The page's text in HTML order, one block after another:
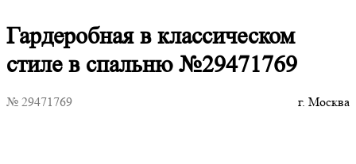
Гардеробная в классическом
стиле в спальню №29471769
№ 29471769 г. Москва